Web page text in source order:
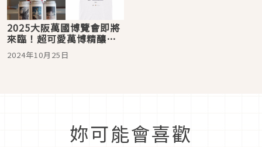
2025大阪萬國博覽會即將
來臨！超可愛萬博精釀啤
酒＆脈脈周邊一次看
2024年10月25日
妳可能會喜歡